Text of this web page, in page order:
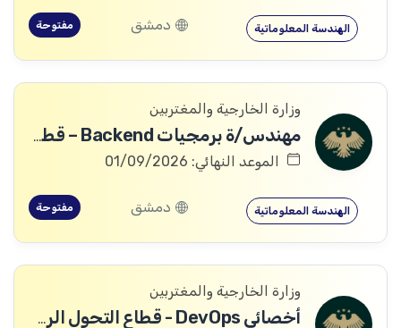
الهندسة المعلوماتية دمشق مفتوحة
وزارة الخارجية والمغتربين
مهندس/ة برمجيات Backend – قطاع التحول الرقمي
الموعد النهائي: 01/09/2026
الهندسة المعلوماتية دمشق مفتوحة
وزارة الخارجية والمغتربين
أخصائي DevOps - قطاع التحول الرقمي